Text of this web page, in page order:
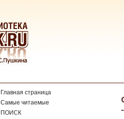
Главная страница
Самые читаемые
ПОИСК